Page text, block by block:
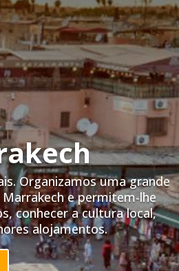
Organizamos uma grande
e permitem-lhe
conhecer a cultura local,
alojamentos.